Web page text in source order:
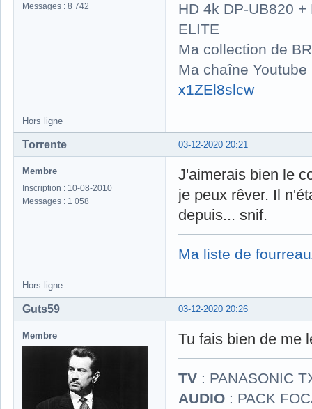
Messages : 8 742
HD 4k DP-UB820
ELITE
Ma collection de
Ma chaîne
x1ZEl8slcw
Hors ligne
03-12-2020 20:21
Torrente
Membre
Inscription : 10-08-2010
Messages : 1 058
J'aimerais bien le
je peux rêver. Il
depuis... snif.
Ma liste de
Hors ligne
03-12-2020 20:26
Guts59
Membre Tu fais bien de me
TV : PANASONIC
AUDIO : PACK